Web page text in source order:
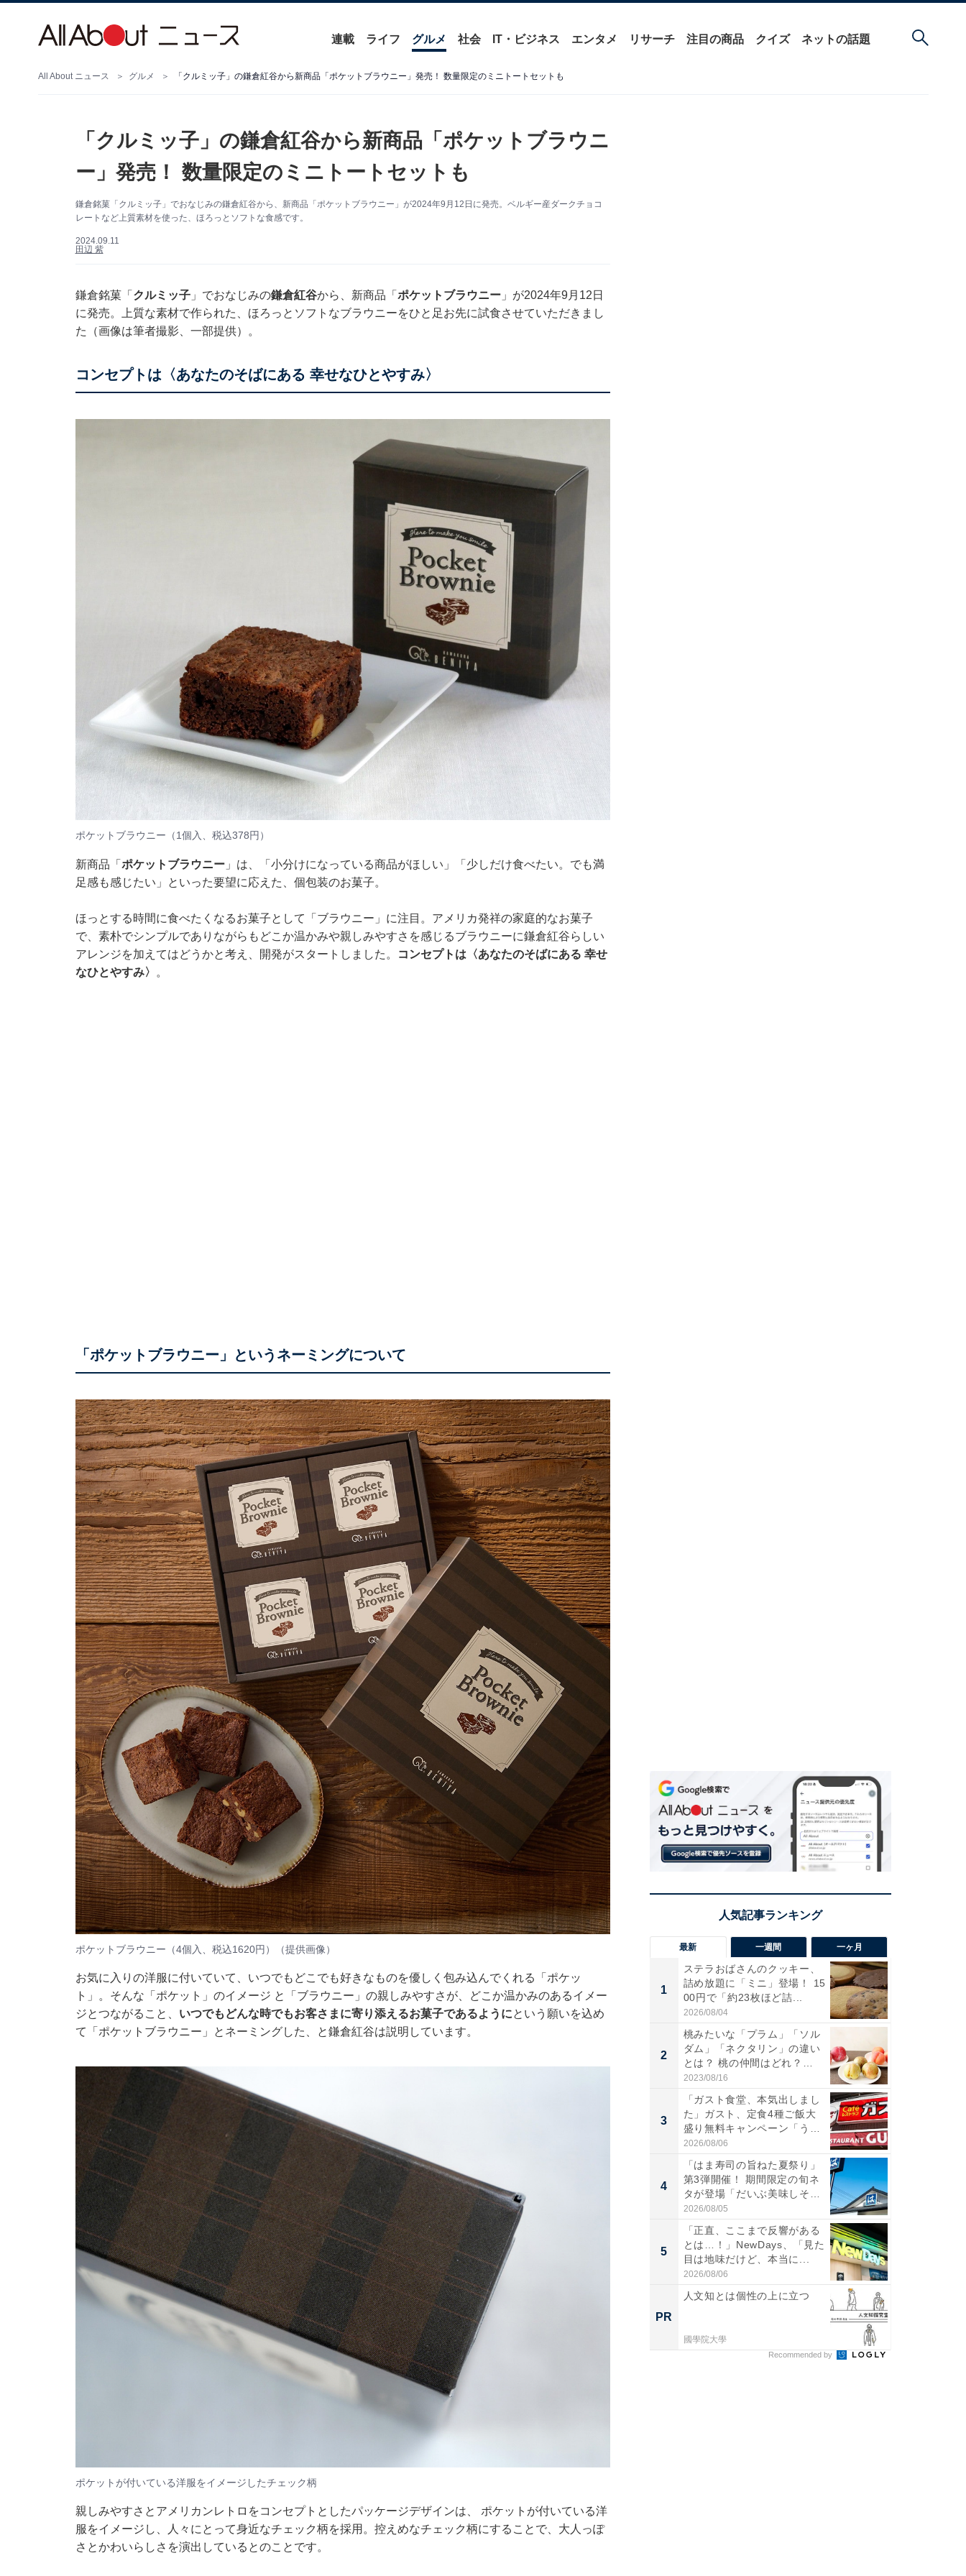
連載 ライフ グルメ 社会 IT・ビジネス エンタメ リサーチ 注目の商品 クイズ ネットの話題
All About ニュース グルメ 「クルミッ子」の鎌倉紅谷から新商品「ポケットブラウニー」発売！ 数量限定のミニトートセットも
「クルミッ子」の鎌倉紅谷から新商品「ポケットブラウニ
ー」発売！ 数量限定のミニトートセットも
鎌倉銘菓「クルミッ子」でおなじみの鎌倉紅谷から、新商品「ポケットブラウニー」が2024年9月12日に発売。ベルギー産ダークチョコ
レートなど上質素材を使った、ほろっとソフトな食感です。
2024.09.11
田辺 紫
鎌倉銘菓「 クルミッ子」でおなじみの鎌倉紅谷から、新商品「 ポケットブラウニー」が2024年9月12日
に発売。上質な素材で作られた、ほろっとソフトなブラウニーをひと足お先に試食させていただきまし
た（画像は筆者撮影、一部提供）。
コンセプトは〈あなたのそばにある 幸せなひとやすみ〉
ポケットブラウニー（1個入、税込378円）
新商品「 ポケットブラウニー」は、「小分けになっている商品がほしい」「少しだけ食べたい。でも満
足感も感じたい」といった要望に応えた、個包装のお菓子。
ほっとする時間に食べたくなるお菓子として「ブラウニー」に注目。アメリカ発祥の家庭的なお菓子
で、素朴でシンプルでありながらもどこか温かみや親しみやすさを感じるブラウニーに鎌倉紅谷らしい
アレンジを加えてはどうかと考え、開発がスタートしました。
コンセプトは〈あなたのそばにある 幸せ
なひとやすみ〉
。
「ポケットブラウニー」というネーミングについて
ポケットブラウニー（4個入、税込1620円）（提供画像）
お気に入りの洋服に付いていて、いつでもどこでも好きなものを優しく包み込んでくれる「ポケッ
ト」。そんな「ポケット」のイメージ と「ブラウニー」の親しみやすさが、どこか温かみのあるイメー
ジとつながること、 いつでもどんな時でもお客さまに寄り添えるお菓子であるようにという願いを込め
て「ポケットブラウニー」とネーミングした、と鎌倉紅谷は説明しています。
ポケットが付いている洋服をイメージしたチェック柄
親しみやすさとアメリカンレトロをコンセプトとしたパッケージデザインは、 ポケットが付いている洋
服をイメージし、人々にとって身近なチェック柄を採用。控えめなチェック柄にすることで、大人っぽ
さとかわいらしさを演出しているとのことです。
最新 一週間 一ヶ月
1
ステラおばさんのクッキー、
詰め放題に「ミニ」登場！ 15
00円で「約23枚ほど詰...
2026/08/04
2
桃みたいな「プラム」「ソル
ダム」「ネクタリン」の違い
とは？ 桃の仲間はどれ？
味...
2023/08/16
3
「ガスト食堂、本気出しまし
た」ガスト、定食4種ご飯大
盛り無料キャンペーン「うお
お...
2026/08/06
4
「はま寿司の旨ねた夏祭り」
第3弾開催！ 期間限定の旬ネ
タが登場「だいぶ美味しそ
う...
2026/08/05
5
「正直、ここまで反響がある
とは…！」NewDays、「見た
目は地味だけど、本当に...
2026/08/06
PR
人文知とは個性の上に立つ
國學院大學
Recommended by